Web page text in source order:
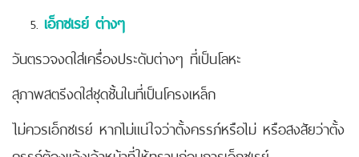
เอ็กซเรย์ ต่างๆ
วันตรวจงดใส่เครื่องประดับต่างๆ ที่เป็นโลหะ
สุภาพสตรีงดใส่ชุดชั้นในที่เป็นโครงเหล็ก
ไม่ควรเอ็กซเรย์ หากไม่แน่ใจว่าตั้งครรภ์หรือไม่ หรือสงสัยว่าตั้ง